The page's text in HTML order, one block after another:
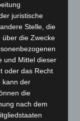
juristische
Stelle, die
die Zwecke
und Mittel dieser
oder das Recht
kann der
die
nach dem